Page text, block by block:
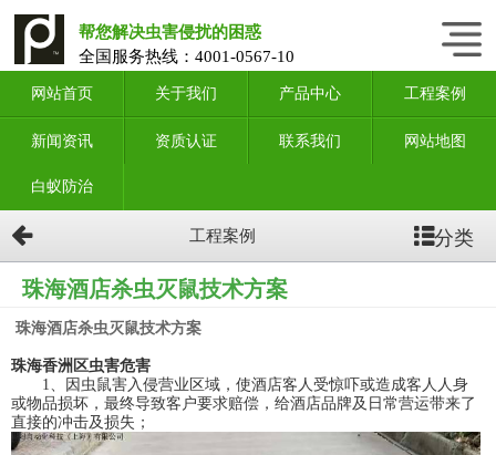
帮您解决虫害侵扰的困惑
全国服务热线：4001-0567-10
网站首页 关于我们 产品中心 工程案例
新闻资讯 资质认证 联系我们 网站地图
白蚁防治
工程案例 分类
珠海酒店杀虫灭鼠技术方案
珠海酒店杀虫灭鼠技术方案
珠海香洲区虫害危害
1、因虫鼠害入侵营业区域，使酒店客人受惊吓或造成客人人身
或物品损坏，最终导致客户要求赔偿，给酒店品牌及日常营运带来了
直接的冲击及损失；